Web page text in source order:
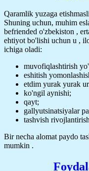
Qaramlik yuzaga
Shuning uchun, muhim
befriended o'zbekiston ,
ehtiyot bo'lishi uchun u ,
ichiga oladi:
muvofiqlashtirish
eshitish
etdim yurak yurak
ko'ngil aynishi;
qayt;
gallyutsinatsiyalar
tashvish
Bir necha alomat paydo
mumkin .